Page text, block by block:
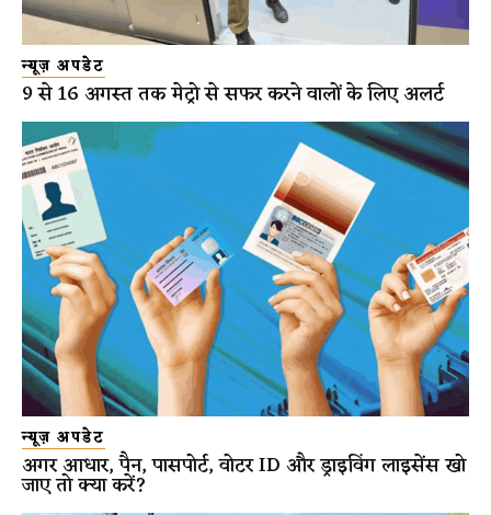
न्यूज़ अपडेट
9 से 16 अगस्त तक मेट्रो से सफर करने वालों के लिए अलर्ट
न्यूज़ अपडेट
अगर आधार, पैन, पासपोर्ट, वोटर ID और ड्राइविंग लाइसेंस खो
जाए तो क्या करें?